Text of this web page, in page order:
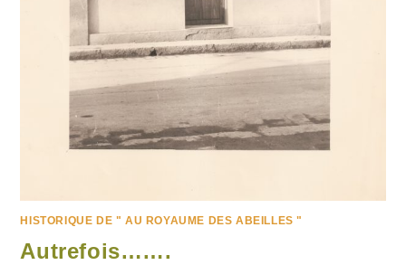
HISTORIQUE DE " AU ROYAUME DES ABEILLES "
Autrefois…….